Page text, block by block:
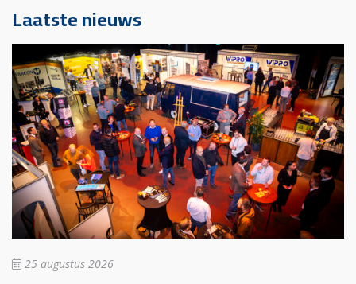
Laatste nieuws
25 augustus 2026